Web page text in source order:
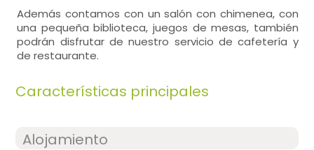
Además contamos con un salón con chimenea, con
una pequeña biblioteca, juegos de mesas, también
podrán disfrutar de nuestro servicio de cafetería y
de restaurante.
Características principales
Alojamiento